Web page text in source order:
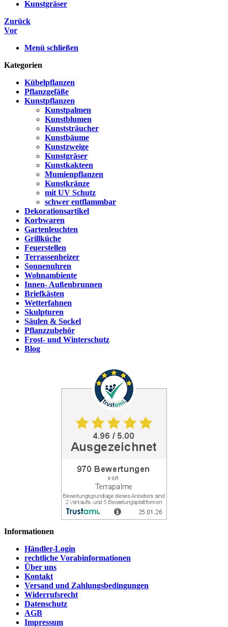
Kunstgräser
Zurück
Vor
Menü schließen
Kategorien
Kübelpflanzen
Pflanzgefäße
Kunstpflanzen
Kunstpalmen
Kunstblumen
Kunststräucher
Kunstbäume
Kunstzweige
Kunstgräser
Kunstkakteen
Mumienpflanzen
Kunstkränze
mit UV Schutz
schwer entflammbar
Dekorationsartikel
Korbwaren
Gartenleuchten
Grillküche
Feuerstellen
Terrassenheizer
Sonnenuhren
Wohnambiente
Innen- Außenbrunnen
Briefkästen
Wetterfahnen
Skulpturen
Säulen & Sockel
Pflanzzubehör
Frost- und Winterschutz
Blog
Informationen
Händler-Login
rechtliche Vorabinformationen
Über uns
Kontakt
Versand und Zahlungsbedingungen
Widerrufsrecht
Datenschutz
AGB
Impressum